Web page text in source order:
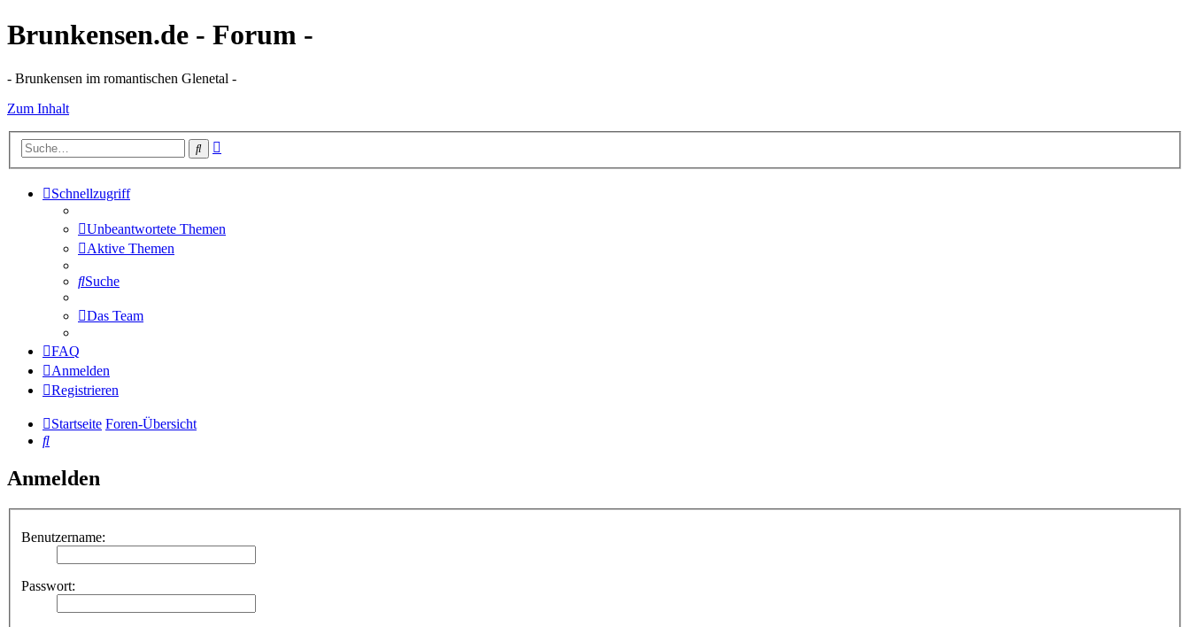
Brunkensen.de - Forum -
- Brunkensen im romantischen Glenetal -
Zum Inhalt
Suche
Schnellzugriff
Unbeantwortete Themen
Aktive Themen
Suche
Das Team
FAQ
Anmelden
Registrieren
Startseite Foren-Übersicht
Suche
Anmelden
Benutzername:
Passwort: